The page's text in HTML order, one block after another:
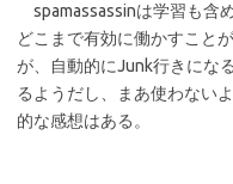
spamassassinは学習も含
どこまで有効に働かすこと
が、自動的にJunk行きにな
るようだし、まあ使わない
的な感想はある。